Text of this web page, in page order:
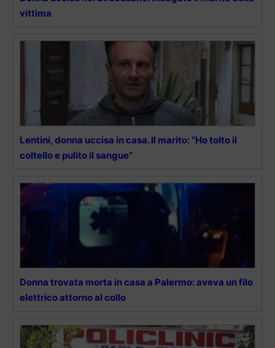
vittima
Lentini, donna uccisa in casa. Il marito: “Ho tolto il
coltello e pulito il sangue”
Donna trovata morta in casa a Palermo: aveva un filo
elettrico attorno al collo